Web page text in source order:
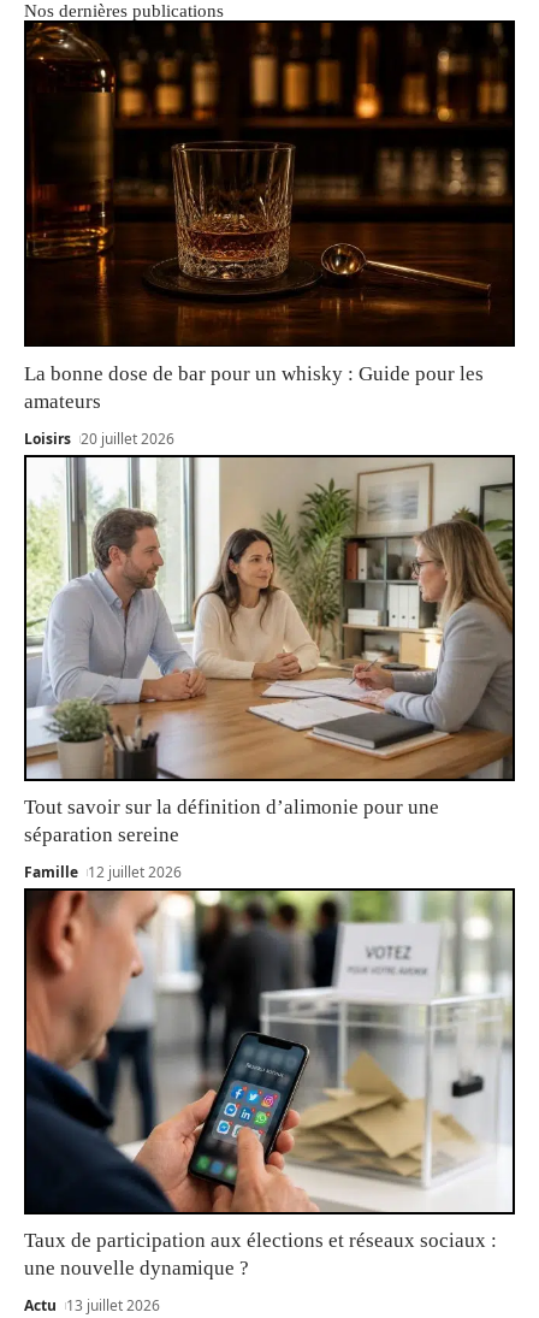
Nos dernières publications
La bonne dose de bar pour un whisky : Guide pour les
amateurs
Loisirs 20 juillet 2026
Tout savoir sur la définition d’alimonie pour une
séparation sereine
Famille 12 juillet 2026
Taux de participation aux élections et réseaux sociaux :
une nouvelle dynamique ?
Actu 13 juillet 2026